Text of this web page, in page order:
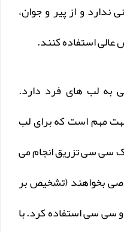
ندارد و از پیر و جوان،
عالی استفاده کنند.
به لب های فرد دارد.
مهم است که برای لب
سی سی تزریق انجام می
بخواهند (تشخیص بر
سی سی استفاده کرد. با